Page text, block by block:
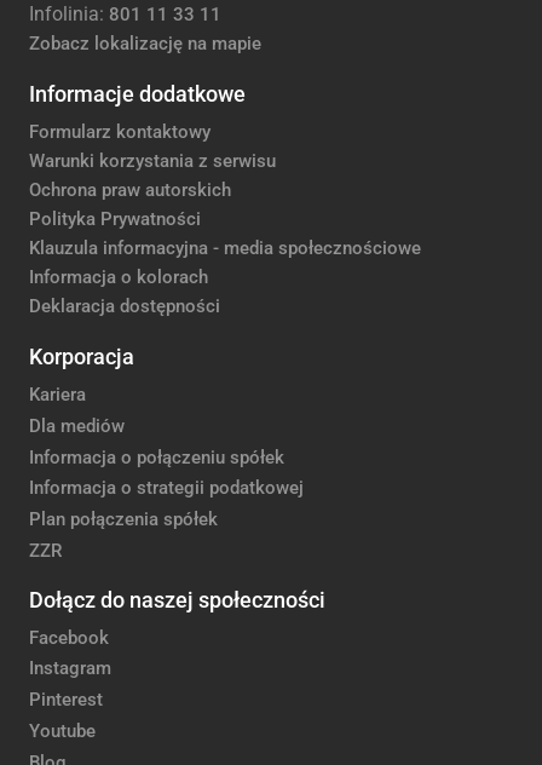
Infolinia: 801 11 33 11
Zobacz lokalizację na mapie
Informacje dodatkowe
Formularz kontaktowy
Warunki korzystania z serwisu
Ochrona praw autorskich
Polityka Prywatności
Klauzula informacyjna - media społecznościowe
Informacja o kolorach
Deklaracja dostępności
Korporacja
Kariera
Dla mediów
Informacja o połączeniu spółek
Informacja o strategii podatkowej
Plan połączenia spółek
ZZR
Dołącz do naszej społeczności
Facebook
Instagram
Pinterest
Youtube